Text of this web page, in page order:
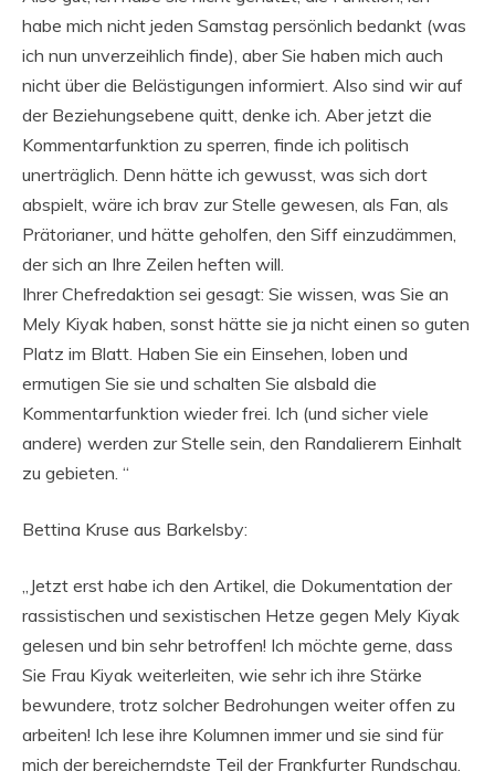
habe mich nicht jeden Samstag persönlich bedankt (was
ich nun unverzeihlich finde), aber Sie haben mich auch
nicht über die Belästigungen informiert. Also sind wir auf
der Beziehungsebene quitt, denke ich. Aber jetzt die
Kommentarfunktion zu sperren, finde ich politisch
unerträglich. Denn hätte ich gewusst, was sich dort
abspielt, wäre ich brav zur Stelle gewesen, als Fan, als
Prätorianer, und hätte geholfen, den Siff einzudämmen,
der sich an Ihre Zeilen heften will.
Ihrer Chefredaktion sei gesagt: Sie wissen, was Sie an
Mely Kiyak haben, sonst hätte sie ja nicht einen so guten
Platz im Blatt. Haben Sie ein Einsehen, loben und
ermutigen Sie sie und schalten Sie alsbald die
Kommentarfunktion wieder frei. Ich (und sicher viele
andere) werden zur Stelle sein, den Randalierern Einhalt
zu gebieten. “
Bettina Kruse aus Barkelsby:
„Jetzt erst habe ich den Artikel, die Dokumentation der
rassistischen und sexistischen Hetze gegen Mely Kiyak
gelesen und bin sehr betroffen! Ich möchte gerne, dass
Sie Frau Kiyak weiterleiten, wie sehr ich ihre Stärke
bewundere, trotz solcher Bedrohungen weiter offen zu
arbeiten! Ich lese ihre Kolumnen immer und sie sind für
mich der bereicherndste Teil der Frankfurter Rundschau.